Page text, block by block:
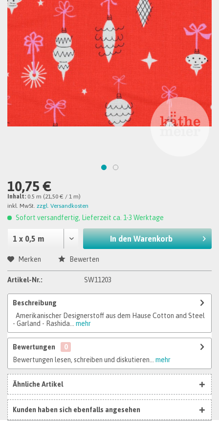
10,75 €
Inhalt: 0.5 m (21,50 € / 1 m)
inkl. MwSt. zzgl. Versandkosten
Sofort versandfertig, Lieferzeit ca. 1-3 Werktage
In den Warenkorb
Merken Bewerten
Artikel-Nr.: SW11203
Beschreibung
Amerikanischer Designerstoff aus dem Hause Cotton and Steel
- Garland - Rashida...
mehr
Bewertungen
0
Bewertungen lesen, schreiben und diskutieren...
mehr
Ähnliche Artikel
Kunden haben sich ebenfalls angesehen